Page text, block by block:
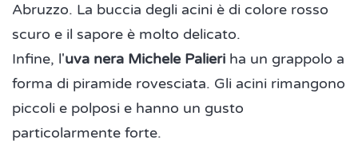
Abruzzo. La buccia degli acini è di colore rosso
scuro e il sapore è molto delicato.
Infine, l'uva nera Michele Palieri ha un grappolo a
forma di piramide rovesciata. Gli acini rimangono
piccoli e polposi e hanno un gusto
particolarmente forte.